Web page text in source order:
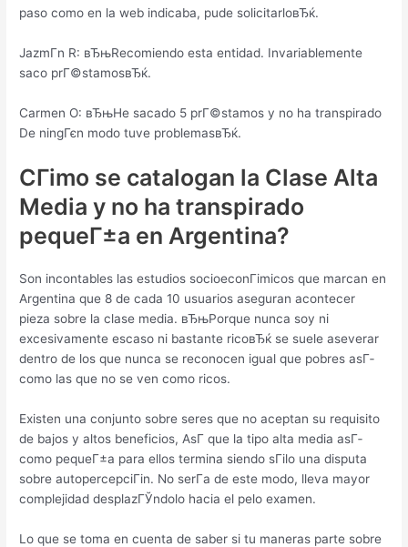
paso como en la web indicaba, pude solicitarloвЂќ.
JazmГ­n R: вЂњRecomiendo esta entidad. Invariablemente
saco prГ©stamosвЂќ.
Carmen O: вЂњHe sacado 5 prГ©stamos y no ha transpirado
De ningГєn modo tuve problemasвЂќ.
CГіmo se catalogan la Clase Alta
Media y no ha transpirado
pequeГ±a en Argentina?
Son incontables las estudios socioeconГіmicos que marcan en
Argentina que 8 de cada 10 usuarios aseguran acontecer
pieza sobre la clase media. вЂњPorque nunca soy ni
excesivamente escaso ni bastante ricoвЂќ se suele aseverar
dentro de los que nunca se reconocen igual que pobres asГ­
como las que no se ven como ricos.
Existen una conjunto sobre seres que no aceptan su requisito
de bajos y altos beneficios, AsГ­ que la tipo alta media asГ­
como pequeГ±a para ellos termina siendo sГіlo una disputa
sobre autopercepciГіn. No serГ­a de este modo, lleva mayor
complejidad desplazГЎndolo hacia el pelo examen.
Lo que se toma en cuenta de saber si tu maneras parte sobre